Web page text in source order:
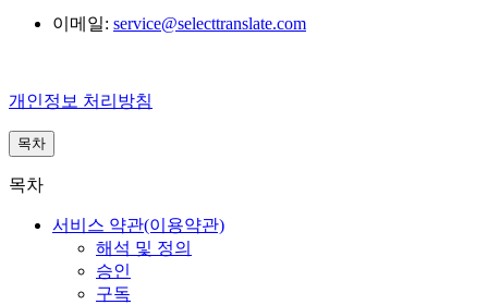
이메일: service@selecttranslate.com
개인정보 처리방침
목차
목차
서비스 약관(이용약관)
해석 및 정의
승인
구독